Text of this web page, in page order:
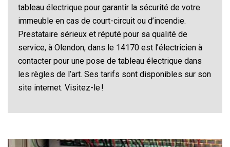
tableau électrique pour garantir la sécurité de votre
immeuble en cas de court-circuit ou d’incendie.
Prestataire sérieux et réputé pour sa qualité de
service, à Olendon, dans le 14170 est l’électricien à
contacter pour une pose de tableau électrique dans
les règles de l’art. Ses tarifs sont disponibles sur son
site internet. Visitez-le !